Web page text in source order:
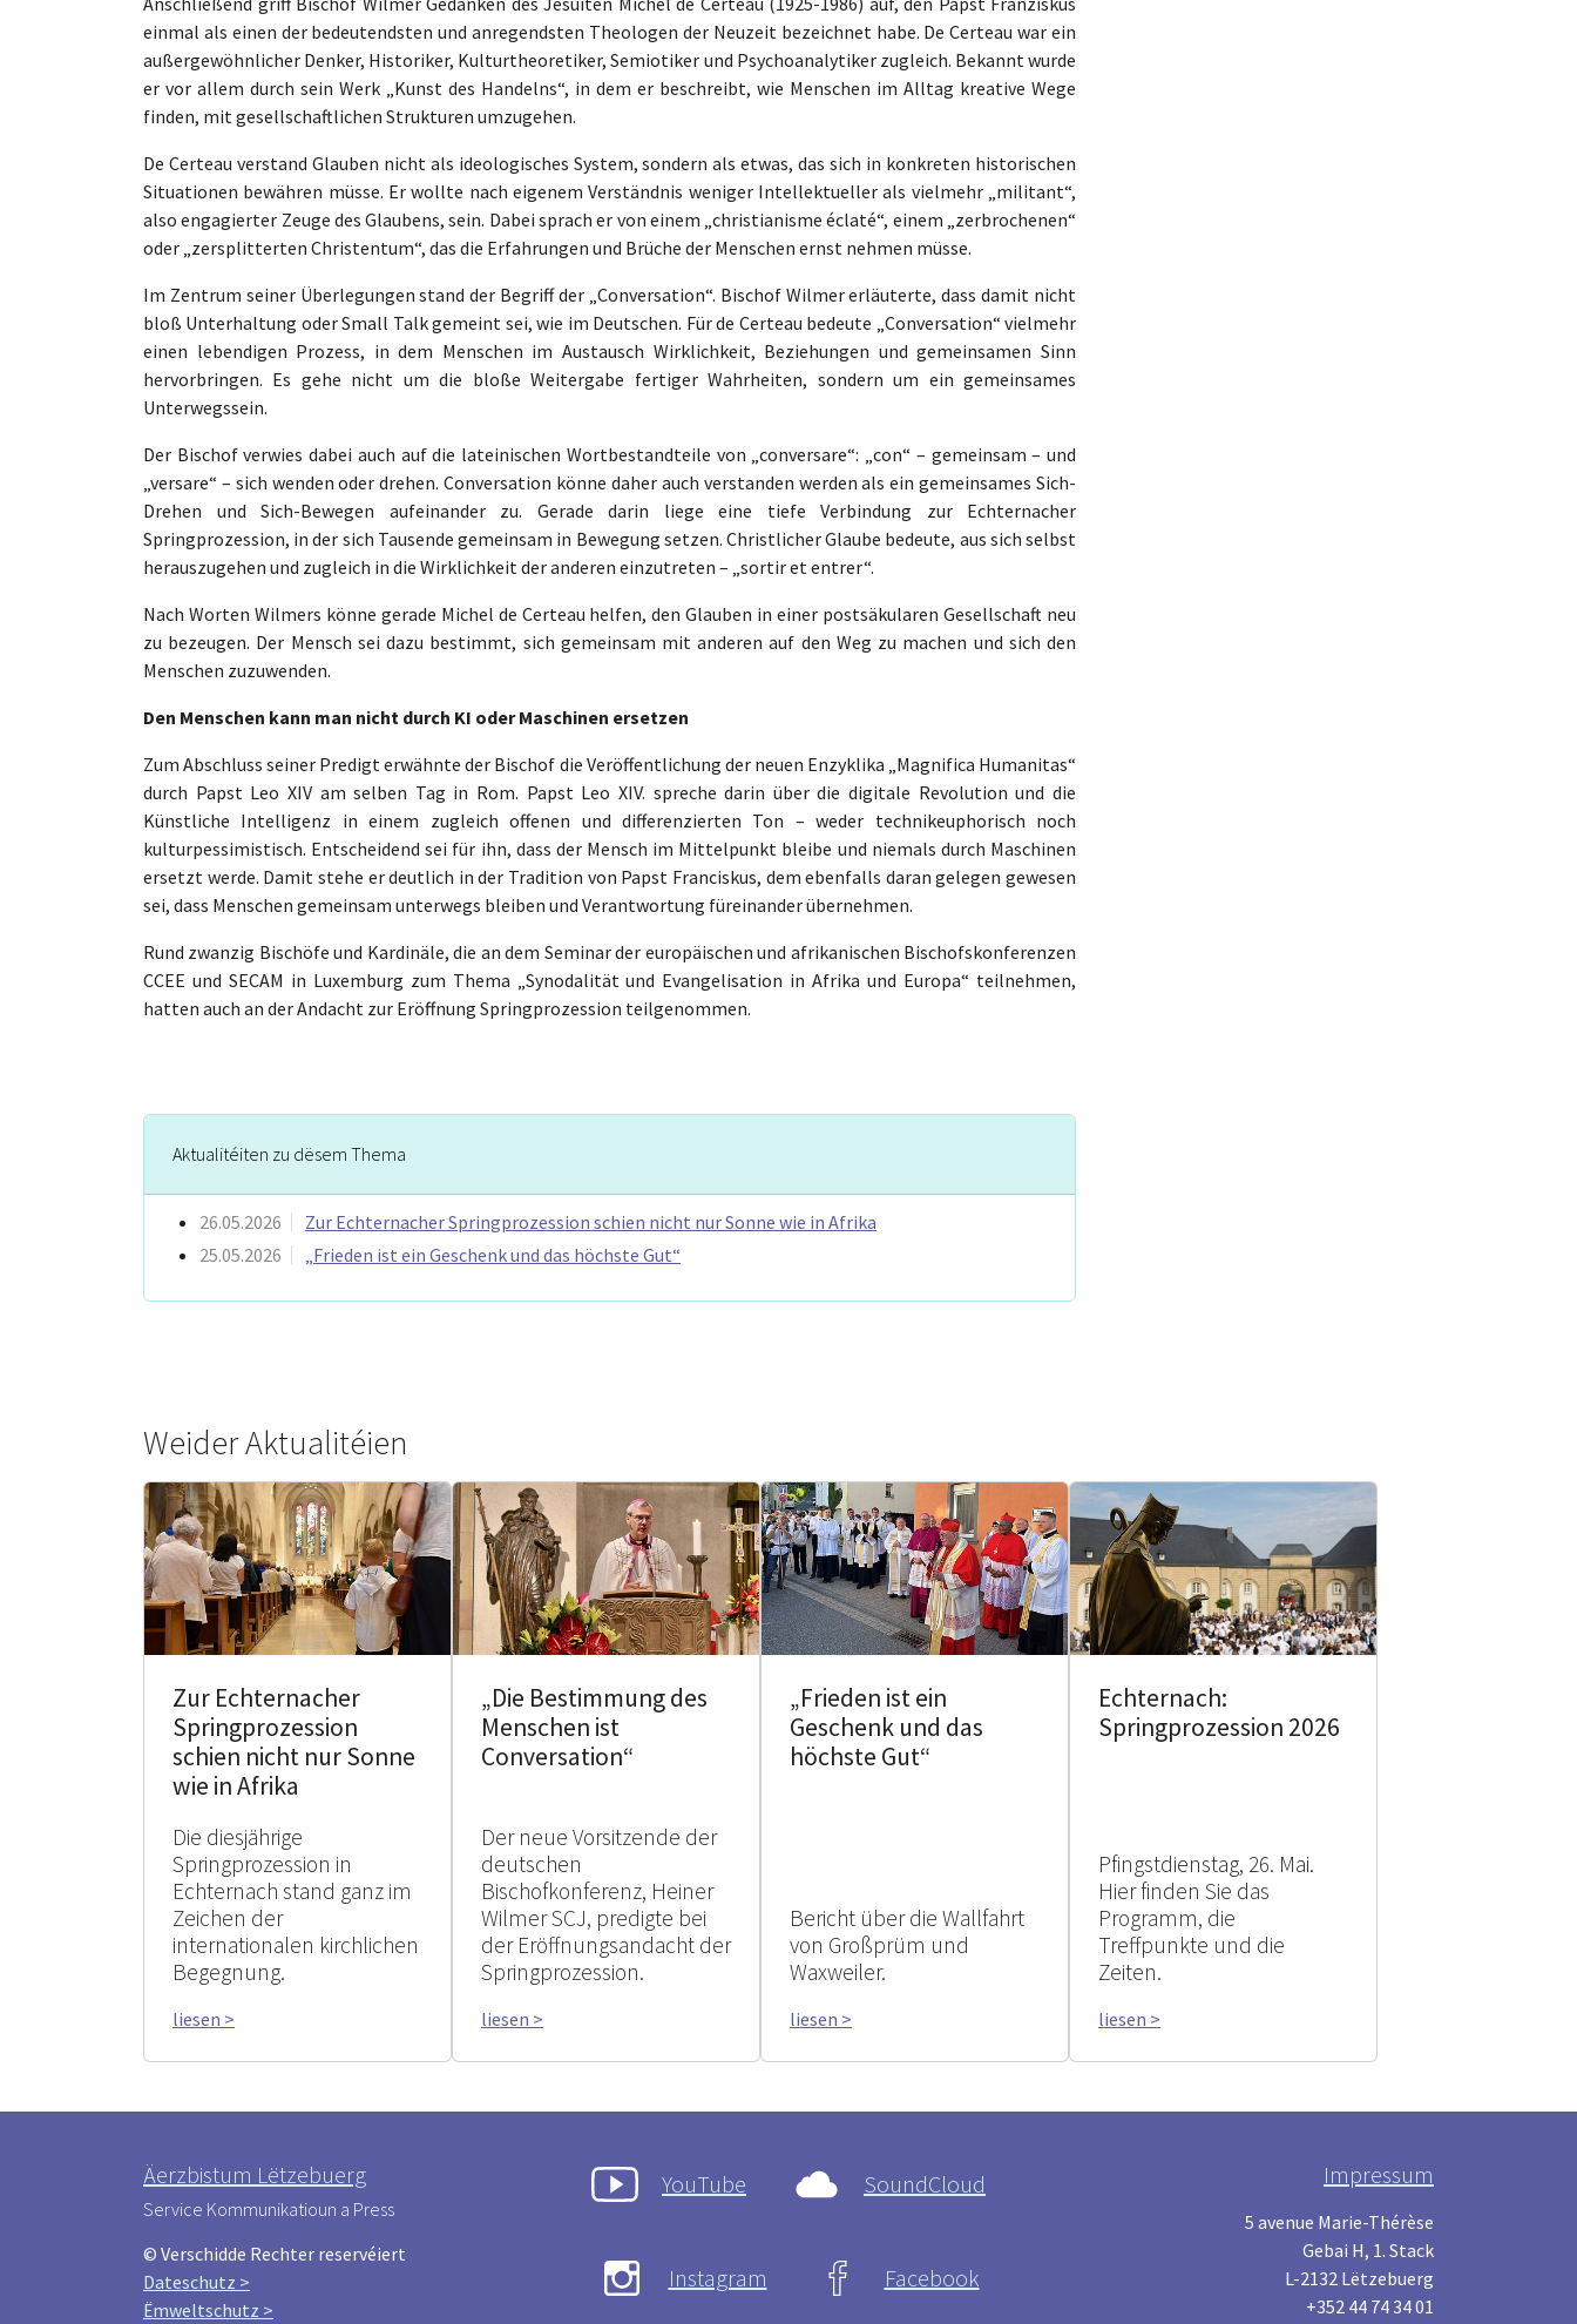
einmal als einen der bedeutendsten und anregendsten Theologen der Neuzeit bezeichnet habe. De Certeau war ein
außergewöhnlicher Denker, Historiker, Kulturtheoretiker, Semiotiker und Psychoanalytiker zugleich. Bekannt wurde
er vor allem durch sein Werk „Kunst des Handelns“, in dem er beschreibt, wie Menschen im Alltag kreative Wege
finden, mit gesellschaftlichen Strukturen umzugehen.
De Certeau verstand Glauben nicht als ideologisches System, sondern als etwas, das sich in konkreten historischen
Situationen bewähren müsse. Er wollte nach eigenem Verständnis weniger Intellektueller als vielmehr „militant“,
also engagierter Zeuge des Glaubens, sein. Dabei sprach er von einem „christianisme éclaté“, einem „zerbrochenen“
oder „zersplitterten Christentum“, das die Erfahrungen und Brüche der Menschen ernst nehmen müsse.
Im Zentrum seiner Überlegungen stand der Begriff der „Conversation“. Bischof Wilmer erläuterte, dass damit nicht
bloß Unterhaltung oder Small Talk gemeint sei, wie im Deutschen. Für de Certeau bedeute „Conversation“ vielmehr
einen lebendigen Prozess, in dem Menschen im Austausch Wirklichkeit, Beziehungen und gemeinsamen Sinn
hervorbringen. Es gehe nicht um die bloße Weitergabe fertiger Wahrheiten, sondern um ein gemeinsames
Unterwegssein.
Der Bischof verwies dabei auch auf die lateinischen Wortbestandteile von „conversare“: „con“ – gemeinsam – und
„versare“ – sich wenden oder drehen. Conversation könne daher auch verstanden werden als ein gemeinsames Sich-
Drehen und Sich-Bewegen aufeinander zu. Gerade darin liege eine tiefe Verbindung zur Echternacher
Springprozession, in der sich Tausende gemeinsam in Bewegung setzen. Christlicher Glaube bedeute, aus sich selbst
herauszugehen und zugleich in die Wirklichkeit der anderen einzutreten – „sortir et entrer“.
Nach Worten Wilmers könne gerade Michel de Certeau helfen, den Glauben in einer postsäkularen Gesellschaft neu
zu bezeugen. Der Mensch sei dazu bestimmt, sich gemeinsam mit anderen auf den Weg zu machen und sich den
Menschen zuzuwenden.
Den Menschen kann man nicht durch KI oder Maschinen ersetzen
Zum Abschluss seiner Predigt erwähnte der Bischof die Veröffentlichung der neuen Enzyklika „Magnifica Humanitas“
durch Papst Leo XIV am selben Tag in Rom. Papst Leo XIV. spreche darin über die digitale Revolution und die
Künstliche Intelligenz in einem zugleich offenen und differenzierten Ton – weder technikeuphorisch noch
kulturpessimistisch. Entscheidend sei für ihn, dass der Mensch im Mittelpunkt bleibe und niemals durch Maschinen
ersetzt werde. Damit stehe er deutlich in der Tradition von Papst Franciskus, dem ebenfalls daran gelegen gewesen
sei, dass Menschen gemeinsam unterwegs bleiben und Verantwortung füreinander übernehmen.
Rund zwanzig Bischöfe und Kardinäle, die an dem Seminar der europäischen und afrikanischen Bischofskonferenzen
CCEE und SECAM in Luxemburg zum Thema „Synodalität und Evangelisation in Afrika und Europa“ teilnehmen,
hatten auch an der Andacht zur Eröffnung Springprozession teilgenommen.
Aktualitéiten zu dësem Thema
26.05.2026
Zur Echternacher Springprozession schien nicht nur Sonne wie in Afrika
25.05.2026
„Frieden ist ein Geschenk und das höchste Gut“
Weider Aktualitéien
Zur Echternacher
Springprozession
schien nicht nur Sonne
wie in Afrika
Die diesjährige
Springprozession in
Echternach stand ganz im
Zeichen der
internationalen kirchlichen
Begegnung.
liesen >
„Die Bestimmung des
Menschen ist
Conversation“
Der neue Vorsitzende der
deutschen
Bischofkonferenz, Heiner
Wilmer SCJ, predigte bei
der Eröffnungsandacht der
Springprozession.
liesen >
„Frieden ist ein
Geschenk und das
höchste Gut“
Bericht über die Wallfahrt
von Großprüm und
Waxweiler.
liesen >
Echternach:
Springprozession 2026
Pfingstdienstag, 26. Mai.
Hier finden Sie das
Programm, die
Treffpunkte und die
Zeiten.
liesen >
Äerzbistum Lëtzebuerg
Service Kommunikatioun a Press
© Verschidde Rechter reservéiert
Dateschutz >
Ëmweltschutz >
YouTube SoundCloud
Instagram Facebook
Impressum
5 avenue Marie-Thérèse
Gebai H, 1. Stack
L-2132 Lëtzebuerg
+352 44 74 34 01